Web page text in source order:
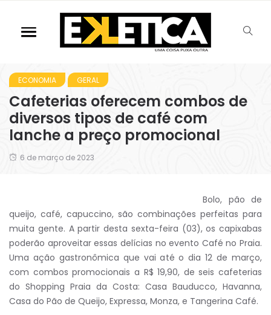
ECONOMIA GERAL
Cafeterias oferecem combos de
diversos tipos de café com
lanche a preço promocional
6 de março de 2023
Bolo, pão de
queijo, café, capuccino, são combinações perfeitas para
muita gente. A partir desta sexta-feira (03), os capixabas
poderão aproveitar essas delícias no evento Café no Praia.
Uma ação gastronômica que vai até o dia 12 de março,
com combos promocionais a R$ 19,90, de seis cafeterias
do Shopping Praia da Costa: Casa Bauducco, Havanna,
Casa do Pão de Queijo, Expressa, Monza, e Tangerina Café.